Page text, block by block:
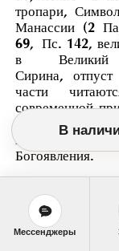
тропари,
Манассии (2
69, Пс. 142,
в
Сирина, отпуст
части
современной
почти не
когда читается
Богоявления.
В
Мессенджеры